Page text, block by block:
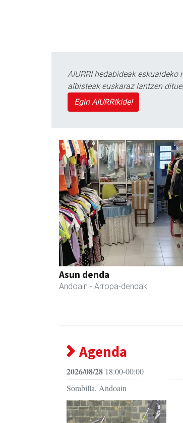
AIURRI hedabideak
albisteak euskaraz lantzen
Egin AIURRIkide!
Asun denda
Andoain - Arropa-dendak
Agenda
2026/08/28 18:00-00:00
Sorabilla, Andoain